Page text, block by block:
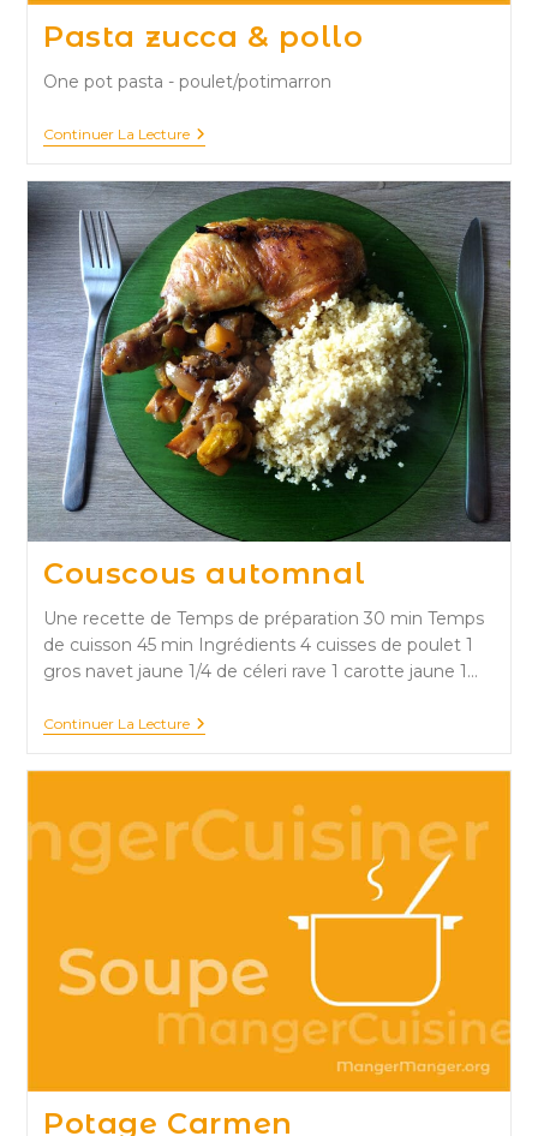
Pasta zucca & pollo
One pot pasta - poulet/potimarron
Continuer La LecturePasta
Zucca
Pollo
Couscous automnal
Une recette de Temps de préparation 30 min Temps
de cuisson 45 min Ingrédients 4 cuisses de poulet 1
gros navet jaune 1/4 de céleri rave 1 carotte jaune 1…
Continuer La LectureCouscous
Potage Carmen